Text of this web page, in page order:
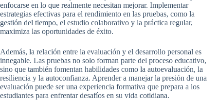
enfocarse en lo que realmente necesitan mejorar. Implementar
estrategias efectivas para el rendimiento en las pruebas, como la
gestión del tiempo, el estudio colaborativo y la práctica regular,
maximiza las oportunidades de éxito.
Además, la relación entre la evaluación y el desarrollo personal es
innegable. Las pruebas no solo forman parte del proceso educativo,
sino que también fomentan habilidades como la autoevaluación, la
resiliencia y la autoconfianza. Aprender a manejar la presión de una
evaluación puede ser una experiencia formativa que prepara a los
estudiantes para enfrentar desafíos en su vida cotidiana.